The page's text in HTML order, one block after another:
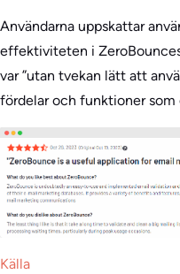
Användarna uppskattar
effektiviteten i
var ”utan tvekan lätt att
fördelar och funktioner
Källa